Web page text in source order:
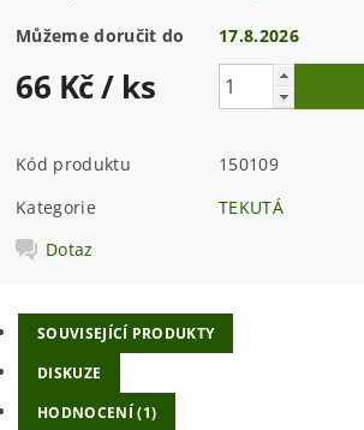
Můžeme doručit do 17.8.2026
66 Kč/ ks
Kód produktu
150109
Kategorie
TEKUTÁ
Dotaz
SOUVISEJÍCÍ PRODUKTY
DISKUZE
HODNOCENÍ (1)